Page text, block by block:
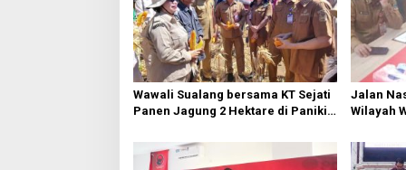
Wawali Sualang bersama KT Sejati
Panen Jagung 2 Hektare di Paniki
Jalan
Wilayah